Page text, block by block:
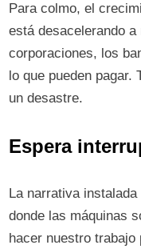
Para colmo, el
está desacelerando
corporaciones, los
lo que pueden
un desastre.
Espera
La narrativa
donde las máquinas
hacer nuestro